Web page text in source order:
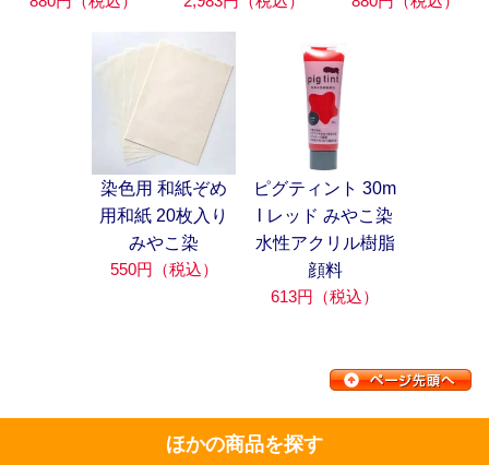
染色用 和紙ぞめ
用和紙 20枚入り
みやこ染
550円（税込）
ピグティント 30m
l レッド みやこ染
水性アクリル樹脂
顔料
613円（税込）
ほかの商品を探す